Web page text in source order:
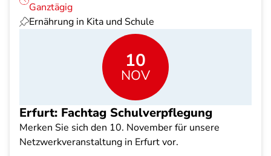
Ganztägig
Ernährung in Kita und Schule
10
NOV
Erfurt: Fachtag Schulverpflegung
Merken Sie sich den 10. November für unsere
Netzwerkveranstaltung in Erfurt vor.